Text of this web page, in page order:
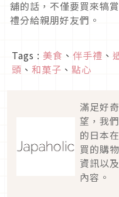
舖的話，不僅要買來犒
禮分給親朋好友們。
Tags : 美食 、 伴手禮 、
頭 、 和菓子 、 點心
滿足好
望，我
的日本
買的購
資訊以
內容。